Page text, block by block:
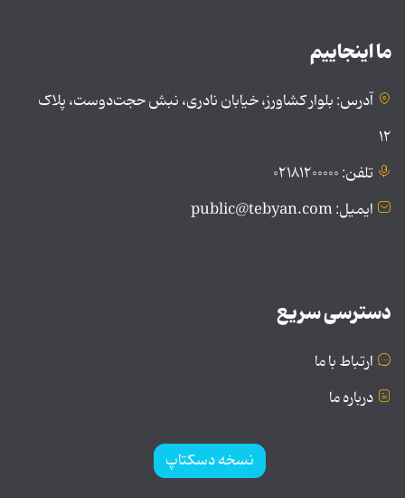
ما اینجاییم
آدرس: بلوار کشاورز، خیابان نادری، نبش حجت‌دوست، پلاک
۱۲
تلفن: ۰۲۱۸۱۲۰۰۰۰۰
ایمیل: public@tebyan.com
دسترسی سریع
ارتباط با ما
درباره ما
نسخه دسکتاپ